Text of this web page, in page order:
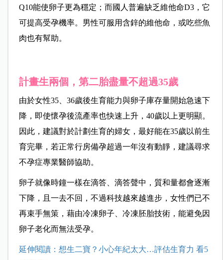
Q10能使卵子更為穩定；而國人普遍缺乏維他命D3，它
可提高受孕機率。男性可服用含鋅的維他命，或吃些魚
肉也有幫助。
計畫生兩個，第二胎盡量不超過35歲
由於女性35、36歲後生育能力與卵子庫存量開始急速下
降，即使懷孕後流產率也快速上升，40歲以上更明顯。
因此，建議對於計劃生育的婦女，最好能在35歲以前生
育完畢， 若正常行房備孕超過一年沒有動靜，建議尋求
不孕症專業醫師協助。
卵子就像時鐘一樣在滴答、滴答聲中，質和量都會逐漸
下降，且一去不回，不過科技越來越進步，女性們已不
再束手無策，藉由冷凍卵子、冷凍胚胎技術，能避免因
卵子老化而無法受孕。
延伸閱讀：想生二寶？小心年紀太大…評估生育力 看5